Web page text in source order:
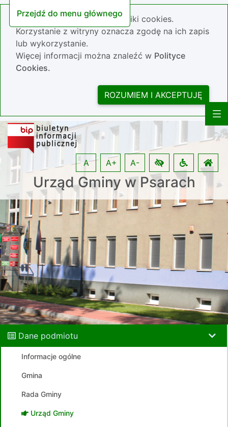
Przejdź do menu głównego
Nasza strona wykorzystuje pliki cookies.
Korzystanie z witryny oznacza zgodę na ich zapis
lub wykorzystanie.
Więcej informacji można znaleźć w Polityce
Cookies.
ROZUMIEM I AKCEPTUJĘ
Urząd Gminy w Psarach
A A+ A-
Dane podmiotu
Informacje ogólne
Gmina
Rada Gminy
Urząd Gminy